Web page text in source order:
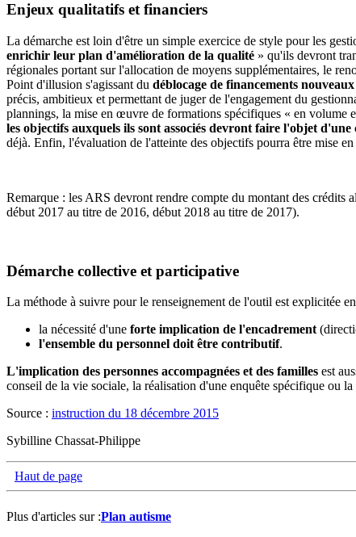
Enjeux qualitatifs et financiers
La démarche est loin d'être un simple exercice de style pour les
enrichir leur plan d'amélioration de la qualité » qu'ils devront
régionales portant sur l'allocation de moyens supplémentaires, le
Point d'illusion s'agissant du déblocage de financements nouveaux
précis, ambitieux et permettant de juger de l'engagement du
plannings, la mise en œuvre de formations spécifiques « en volume
les objectifs auxquels ils sont associés devront faire l'objet
déjà. Enfin, l'évaluation de l'atteinte des objectifs pourra être mise
Remarque : les ARS devront rendre compte du montant des crédits
début 2017 au titre de 2016, début 2018 au titre de 2017).
Démarche collective et participative
La méthode à suivre pour le renseignement de l'outil est explicitée
la nécessité d'une forte implication de l'encadrement
l'ensemble du personnel doit être contributif.
L'implication des personnes accompagnées et des familles est
conseil de la vie sociale, la réalisation d'une enquête spécifique ou
Source : instruction du 18 décembre 2015
Sybilline Chassat-Philippe
Haut de page
Plus d'articles sur :Plan autisme